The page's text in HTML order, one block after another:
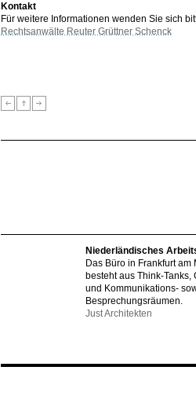
Kontakt
Für weitere Informationen wenden Sie sich
Rechtsanwälte Reuter Grüttner Schenck
Niederländisches
Das Büro in Frankfurt am
besteht aus Think-Tanks,
und Kommunikations-
Besprechungsräumen.
Just Architekten